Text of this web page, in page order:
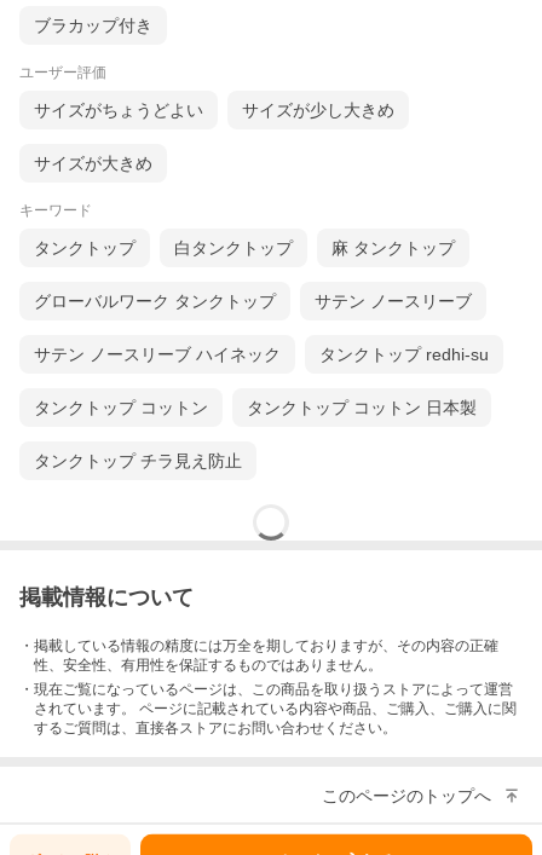
ブラカップ付き
ユーザー評価
サイズがちょうどよい サイズが少し大きめ
サイズが大きめ
キーワード
タンクトップ 白タンクトップ 麻 タンクトップ
グローバルワーク タンクトップ サテン ノースリーブ
サテン ノースリーブ ハイネック タンクトップ redhi-su
タンクトップ コットン タンクトップ コットン 日本製
タンクトップ チラ見え防止
掲載情報について
・掲載している情報の精度には万全を期しておりますが、その内容の正確
性、安全性、有用性を保証するものではありません。
・現在ご覧になっているページは、この商品を取り扱うストアによって運営
されています。 ページに記載されている内容や商品、ご購入 、ご購入に関
するご質問は、直接各ストアにお問い合わせください。
このページのトップへ